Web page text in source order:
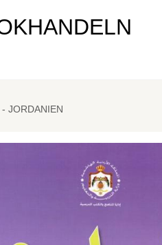
JORDANIEN